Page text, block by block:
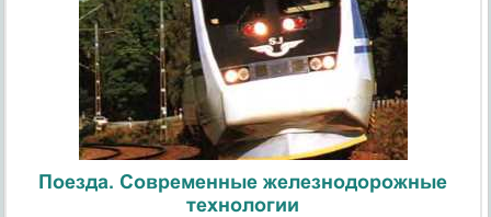
Поезда. Современные железнодорожные
технологии